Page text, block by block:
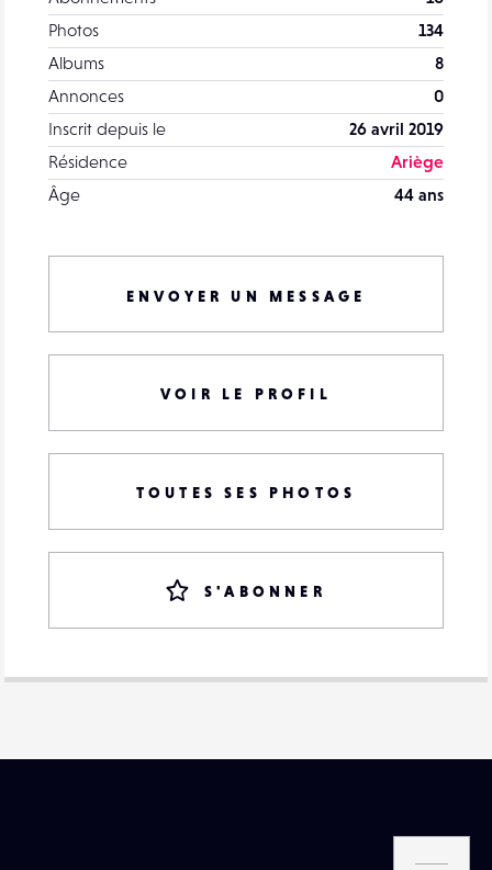
Photos
134
Albums
8
Annonces
0
Inscrit depuis le
26 avril 2019
Résidence
Ariège
Âge
44 ans
ENVOYER UN MESSAGE
VOIR LE PROFIL
TOUTES SES PHOTOS
S'ABONNER